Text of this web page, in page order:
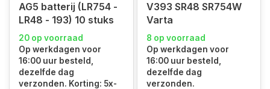
AG5 batterij (LR754 -
LR48 - 193) 10 stuks
20 op voorraad
Op werkdagen voor
16:00 uur besteld,
dezelfde dag
verzonden. Korting: 5x-
V393 SR48 SR754W
Varta
8 op voorraad
Op werkdagen voor
16:00 uur besteld,
dezelfde dag
verzonden.